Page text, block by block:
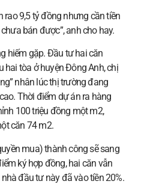
rao 9,5 tỷ đồng nhưng cần tiền
bán được”, anh cho hay.
hiếm gặp. Đầu tư hai căn
hai tòa ở huyện Đông Anh, chị
nhân lúc thị trường đang
Thời điểm dự án ra hàng
100 triệu đồng một m2,
căn 74 m2.
mua) thành công sẽ sang
ký hợp đồng, hai căn vẫn
đầu tư này đã vào tiền 20%.